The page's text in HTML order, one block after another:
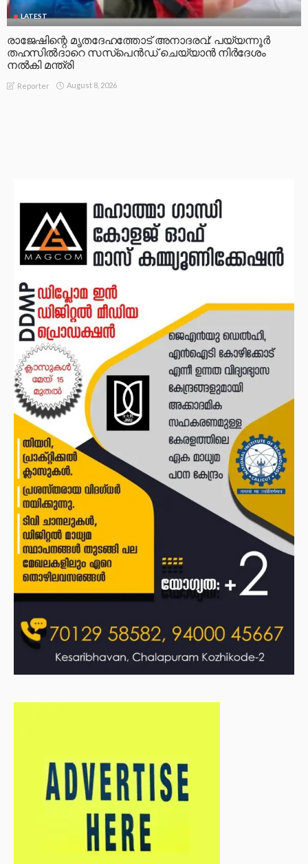
LATEST
രാജേഷിന്റെ മൃതദേഹത്തോട് അനാദരവ്: പയ്യന്നൂർ
തഹസിൽദാറെ സസ്പെൻഡ് ചെയ്യാൻ നിർദേശം
നൽകി മന്ത്രി
Reporter August 8, 2026